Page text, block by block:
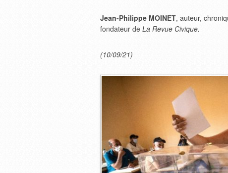
Jean-Philippe MOINET, auteur,
fondateur de La Revue Civique.
(10/09/21)